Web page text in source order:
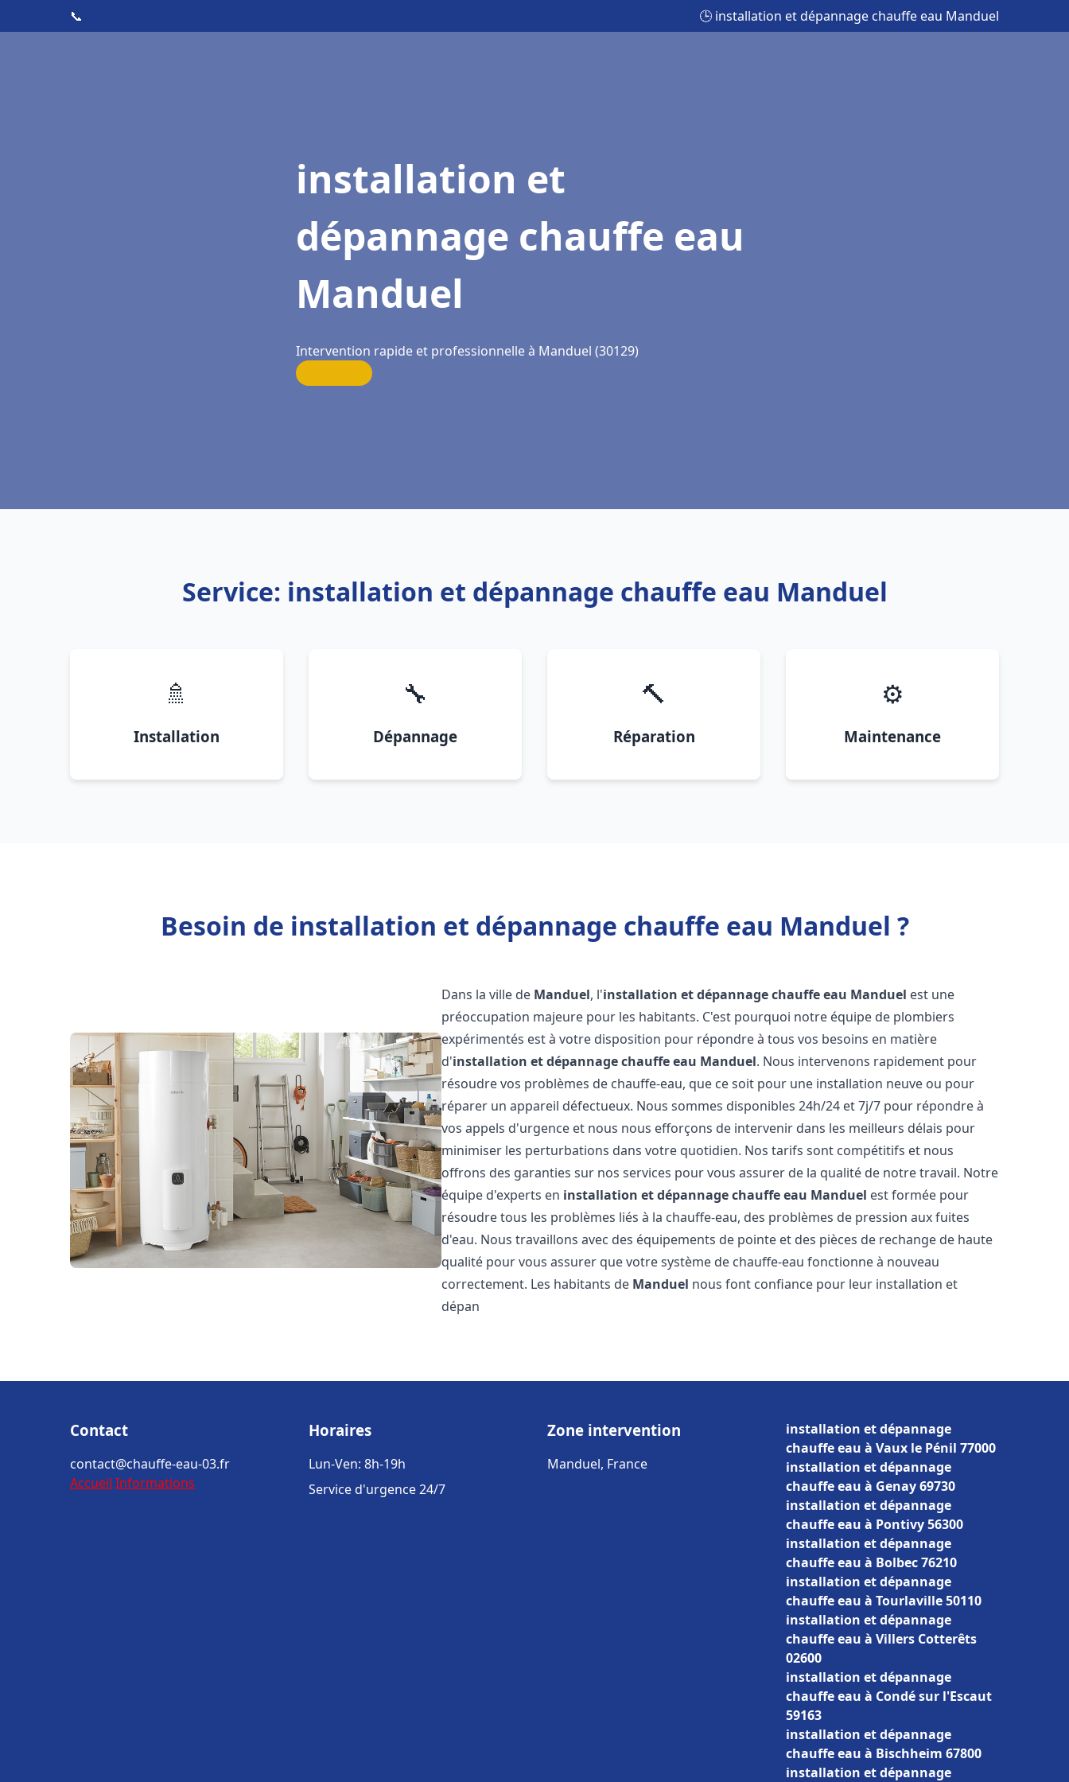
📞 🕒 installation et dépannage chauffe eau Manduel
installation et
dépannage chauffe eau
Manduel
Intervention rapide et professionnelle à Manduel (30129)
Service: installation et dépannage chauffe eau Manduel
🚿
Installation
🔧
Dépannage
🔨
Réparation
⚙️
Maintenance
Besoin de installation et dépannage chauffe eau Manduel ?
Dans la ville de Manduel, l'installation et dépannage chauffe eau Manduel est une
préoccupation majeure pour les habitants. C'est pourquoi notre équipe de plombiers
expérimentés est à votre disposition pour répondre à tous vos besoins en matière
d'installation et dépannage chauffe eau Manduel. Nous intervenons rapidement pour
résoudre vos problèmes de chauffe-eau, que ce soit pour une installation neuve ou pour
réparer un appareil défectueux. Nous sommes disponibles 24h/24 et 7j/7 pour répondre à
vos appels d'urgence et nous nous efforçons de intervenir dans les meilleurs délais pour
minimiser les perturbations dans votre quotidien. Nos tarifs sont compétitifs et nous
offrons des garanties sur nos services pour vous assurer de la qualité de notre travail. Notre
équipe d'experts en installation et dépannage chauffe eau Manduel est formée pour
résoudre tous les problèmes liés à la chauffe-eau, des problèmes de pression aux fuites
d'eau. Nous travaillons avec des équipements de pointe et des pièces de rechange de haute
qualité pour vous assurer que votre système de chauffe-eau fonctionne à nouveau
correctement. Les habitants de Manduel nous font confiance pour leur installation et
dépan
Contact
contact@chauffe-eau-03.fr
Accueil Informations
Horaires
Lun-Ven: 8h-19h
Service d'urgence 24/7
Zone intervention
Manduel, France
installation et dépannage
chauffe eau à Vaux le Pénil 77000
installation et dépannage
chauffe eau à Genay 69730
installation et dépannage
chauffe eau à Pontivy 56300
installation et dépannage
chauffe eau à Bolbec 76210
installation et dépannage
chauffe eau à Tourlaville 50110
installation et dépannage
chauffe eau à Villers Cotterêts
02600
installation et dépannage
chauffe eau à Condé sur l'Escaut
59163
installation et dépannage
chauffe eau à Bischheim 67800
installation et dépannage